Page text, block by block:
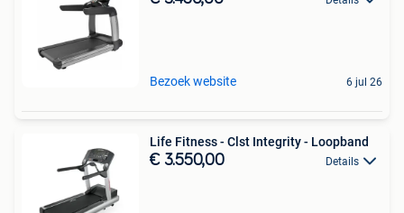
Bezoek website 6 jul 26
Life Fitness - Clst Integrity - Loopband
€ 3.550,00 Details